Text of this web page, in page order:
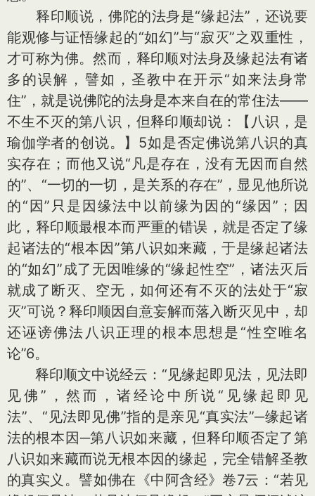
释印顺说，佛陀的法身是“缘起法”，还说要
能观修与证悟缘起的“如幻”与“寂灭”之双重性，
才可称为佛。然而，释印顺对法身及缘起法有诸
多的误解，譬如，圣教中在开示“如来法身常
住”，就是说佛陀的法身是本来自在的常住法——
不生不灭的第八识，但释印顺却说：【八识，是
瑜伽学者的创说。】5如是否定佛说第八识的真
实存在；而他又说“凡是存在，没有无因而自然
的”、“一切的一切，是关系的存在”，显见他所说
的“因”只是因缘法中以前缘为因的“缘因”；因
此，释印顺最根本而严重的错误，就是否定了缘
起诸法的“根本因”第八识如来藏，于是缘起诸法
的“如幻”成了无因唯缘的“缘起性空”，诸法灭后
就成了断灭、空无，如何还有不灭的法处于“寂
灭”可说？释印顺因自意妄解而落入断灭见中，却
还诬谤佛法八识正理的根本思想是“性空唯名
论”6。
释印顺文中说经云：“见缘起即见法，见法即
见佛”，然而，诸经论中所说“见缘起即见
法”、“见法即见佛”指的是亲见“真实法”─缘起诸
法的根本因─第八识如来藏，但释印顺否定了第
八识如来藏而说无根本因的缘起，完全错解圣教
的真实义。譬如佛在《中阿含经》卷7云：“若见